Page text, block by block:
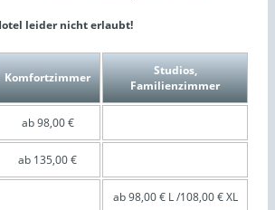
leider nicht erlaubt!
Komfortzimmer
Studios,
Familienzimmer
ab 98,00 €
ab 135,00 €
ab 98,00 € L /108,00 € XL